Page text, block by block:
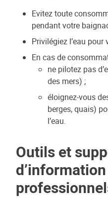
Evitez toute
pendant votre
Privilégiez l’eau pour
En cas de
ne pilotez pas
des mers) ;
éloignez-vous
berges, quais)
l’eau.
Outils et